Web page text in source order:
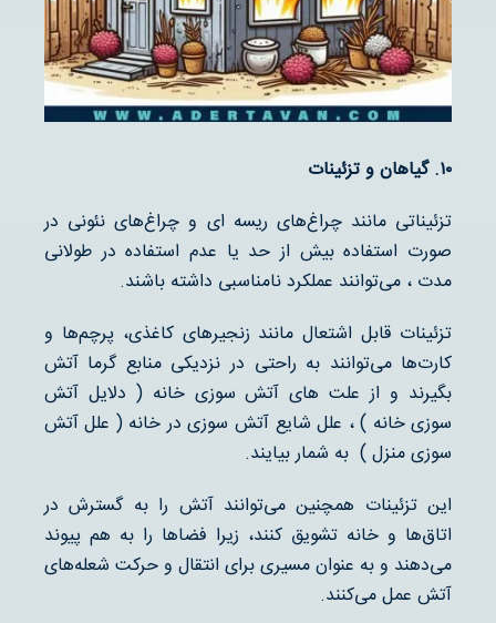
۱۰.گیاهان و تزئینات
تزئیناتی مانند چراغ‌های ریسه ای و چراغ‌های نئونی در
صورت استفاده بیش از حد یا عدم استفاده در طولانی
مدت ، می‌توانند عملکرد نامناسبی داشته باشند.
تزئینات قابل اشتعال مانند زنجیرهای کاغذی، پرچم‌ها و
کارت‌ها می‌توانند به راحتی در نزدیکی منابع گرما آتش
بگیرند و از علت های آتش سوزی خانه ( دلایل آتش
سوزی خانه ) ، علل شایع آتش سوزی در خانه ( علل آتش
سوزی منزل ) به شمار بیایند.
این تزئینات همچنین می‌توانند آتش را به گسترش در
اتاق‌ها و خانه تشویق کنند، زیرا فضاها را به هم پیوند
می‌دهند و به عنوان مسیری برای انتقال و حرکت شعله‌های
آتش عمل می‌کنند.